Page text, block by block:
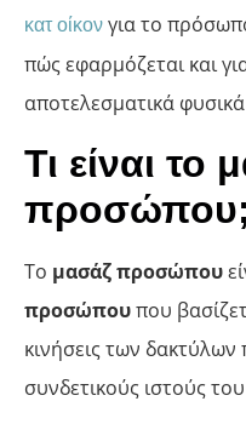
κατ οίκον για το
πώς εφαρμόζεται και
αποτελεσματικά
Τι είναι το
προσώπου;
Το μασάζ προσώπου
προσώπουπου
κινήσεις των
συνδετικούς ιστούς